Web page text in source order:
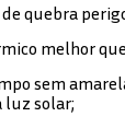
de quebra
melhor
luz solar;